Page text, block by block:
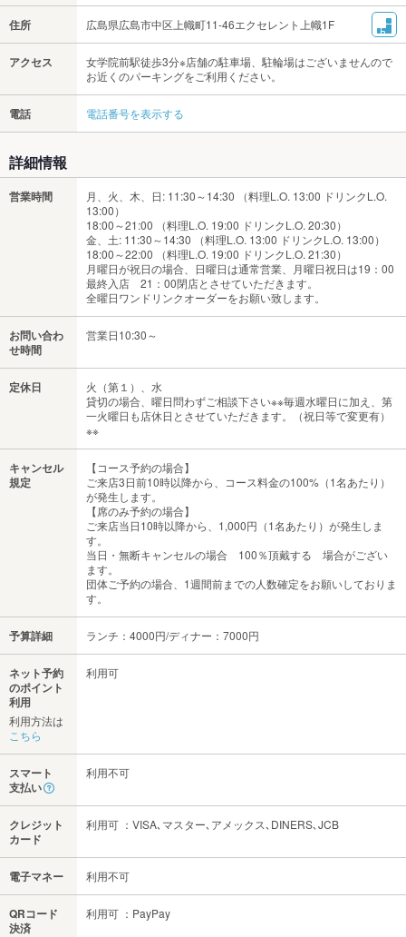
住所 広島県広島市中区上幟町11-46エクセレント上幟1F
アクセス
女学院前駅徒歩3分※店舗の駐車場、駐輪場はございませんので
お近くのパーキングをご利用ください。
電話 電話番号を表示する
詳細情報
営業時間
月、火、木、日: 11:30～14:30 （料理L.O. 13:00 ドリンクL.O.
13:00）
18:00～21:00 （料理L.O. 19:00 ドリンクL.O. 20:30）
金、土: 11:30～14:30 （料理L.O. 13:00 ドリンクL.O. 13:00）
18:00～22:00 （料理L.O. 19:00 ドリンクL.O. 21:30）
月曜日が祝日の場合、日曜日は通常営業、月曜日祝日は19：00
最終入店 21：00閉店とさせていただきます。
全曜日ワンドリンクオーダーをお願い致します。
お問い合わ
せ時間
営業日10:30～
定休日
火（第１）、水
貸切の場合、曜日問わずご相談下さい※※毎週水曜日に加え、第
一火曜日も店休日とさせていただきます。（祝日等で変更有）
※※
キャンセル
規定
【コース予約の場合】
ご来店3日前10時以降から、コース料金の100%（1名あたり）
が発生します。
【席のみ予約の場合】
ご来店当日10時以降から、1,000円（1名あたり）が発生しま
す。
当日・無断キャンセルの場合 100％頂戴する 場合がござい
ます。
団体ご予約の場合、1週間前までの人数確定をお願いしておりま
す。
予算詳細 ランチ：4000円/ディナー：7000円
ネット予約
のポイント
利用
利用方法は
こちら
利用可
スマート
支払い
利用不可
クレジット
カード
利用可 ：VISA､マスター､アメックス､DINERS､JCB
電子マネー 利用不可
QRコード
決済
利用可 ：PayPay